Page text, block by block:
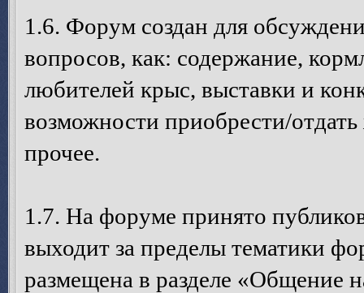
1.6. Форум создан для
вопросов, как: содержание,
любителей крыс, выставки и
возможности приобрести/
прочее.
1.7. На форуме принято
выходит за пределы тематики
размещена в разделе «Общение